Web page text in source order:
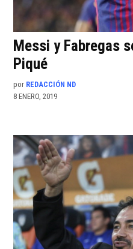
Messi y Fabregas
Piqué
por REDACCIÓN ND
8 ENERO, 2019